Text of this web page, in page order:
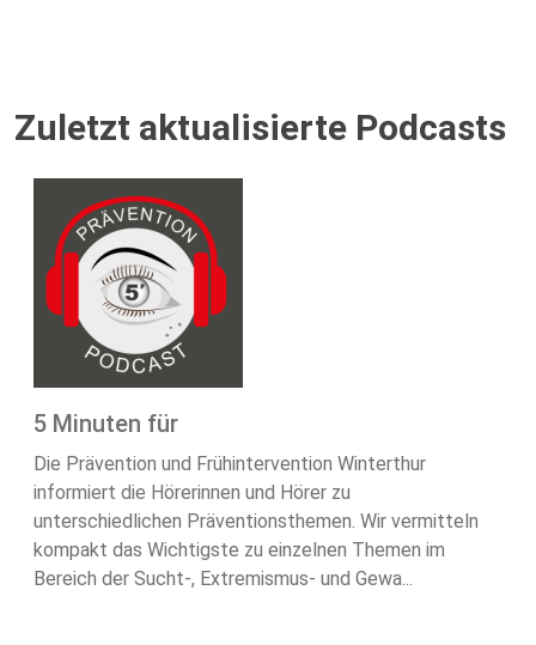
Zuletzt aktualisierte Podcasts
5 Minuten für
Die Prävention und Frühintervention Winterthur
informiert die Hörerinnen und Hörer zu
unterschiedlichen Präventionsthemen. Wir vermitteln
kompakt das Wichtigste zu einzelnen Themen im
Bereich der Sucht-, Extremismus- und Gewa...